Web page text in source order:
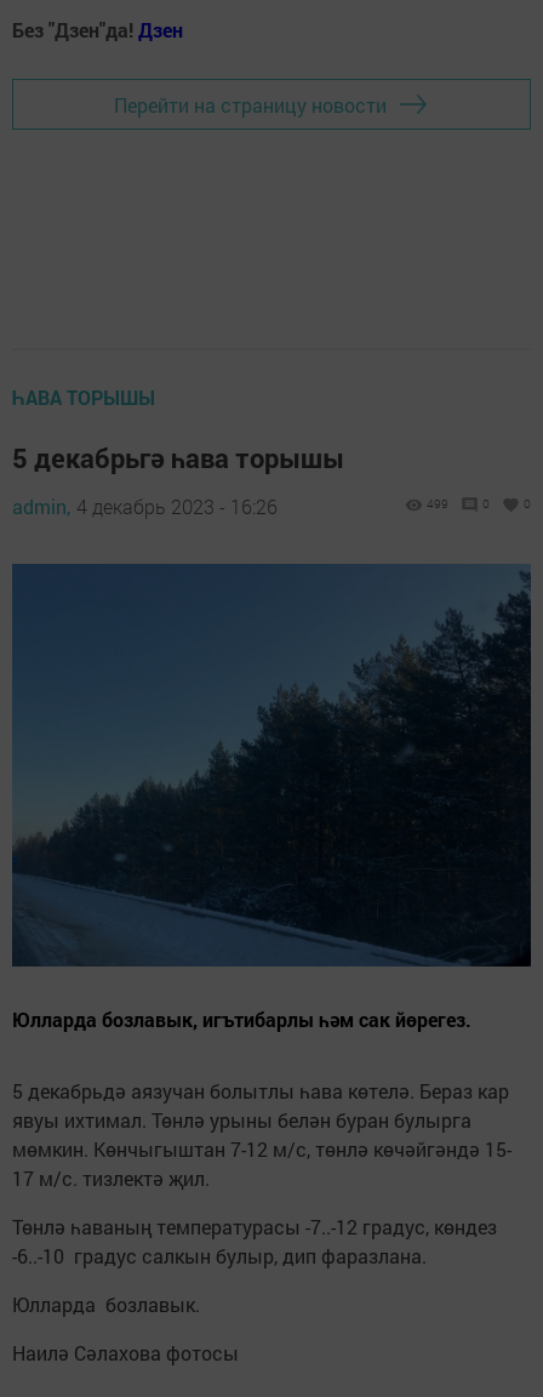
Без "Дзен"да! Дзен
Перейти на страницу новости
ҺАВА ТОРЫШЫ
5 декабрьгә һава торышы
admin, 4 декабрь 2023 - 16:26 499 0 0
Юлларда бозлавык, игътибарлы һәм сак йөрегез.
5 декабрьдә аязучан болытлы һава көтелә. Бераз кар
явуы ихтимал. Төнлә урыны белән буран булырга
мөмкин. Көнчыгыштан 7-12 м/с, төнлә көчәйгәндә 15-
17 м/с. тизлектә җил.
Төнлә һаваның температурасы -7..-12 градус, көндез
-6..-10 градус салкын булыр, дип фаразлана.
Юлларда бозлавык.
Наилә Сәлахова фотосы